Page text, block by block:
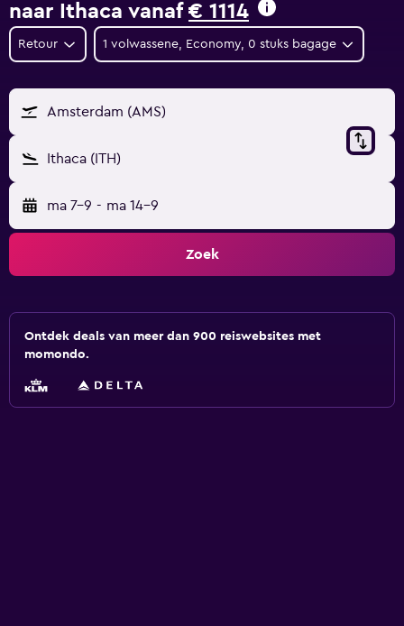
naar Ithaca vanaf € 1114
Retour 1 volwassene, Economy, 0 stuks bagage
Amsterdam (AMS)
Ithaca (ITH)
ma 7-9 - ma 14-9
Zoek
Ontdek deals van meer dan 900 reiswebsites met
momondo.